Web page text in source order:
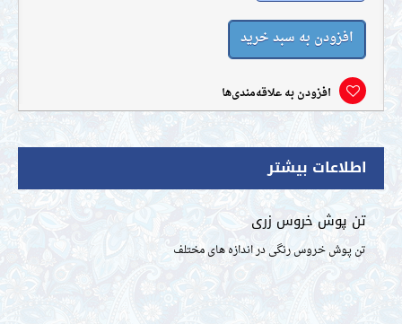
افزودن به سبد خرید
افزودن به علاقه‌مندی‌ها
تن پوش خروس رنگی در اندازه های مختلف